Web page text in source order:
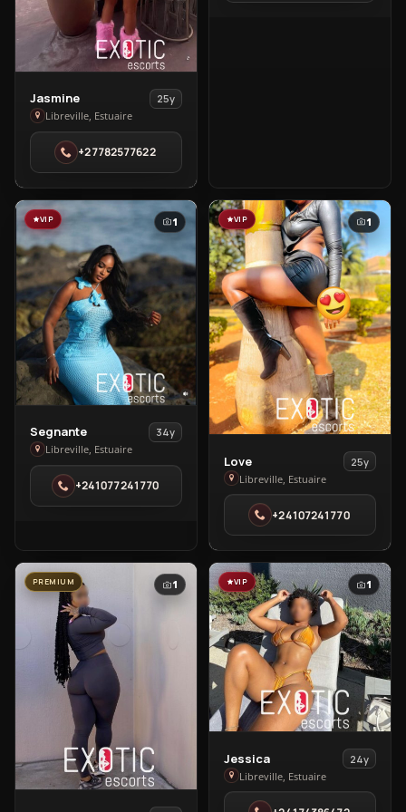
View
Jasmine
in
Libreville
Jasmine
25y
Libreville, Estuaire
+27782577622
VIP 1
View
Segnante
in
Libreville
Segnante
34y
Libreville, Estuaire
+241077241770
VIP 1
View
Love
in
Libreville
Love
25y
Libreville, Estuaire
+24107241770
PREMIUM 1 VIP 1
View
Jessica
in
Jessica
24y
Libreville, Estuaire